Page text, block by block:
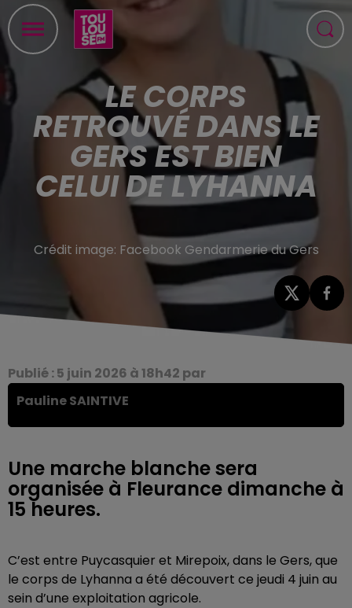
LE CORPS
RETROUVÉ DANS LE
GERS EST BIEN
CELUI DE LYHANNA
Crédit image: Facebook Gendarmerie du Gers
Publié : 5 juin 2026 à 18h42 par
Pauline SAINTIVE
Une marche blanche sera
organisée à Fleurance dimanche à
15 heures.
C’est entre Puycasquier et Mirepoix, dans le Gers, que
le corps de Lyhanna a été découvert ce jeudi 4 juin au
sein d’une exploitation agricole.